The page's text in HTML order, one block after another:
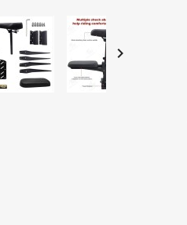
